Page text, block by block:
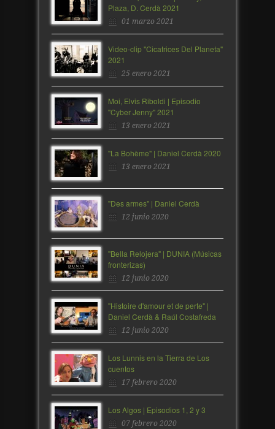
Plaza, D. Cerdà 2021
01 marzo 2021
Video-clip "Cicatrices Del Planeta"
2021
25 enero 2021
Moi, Elvis Riboldi | Episodio
"Cyber Jenny" 2021
13 enero 2021
"La Bohème" | Daniel Cerdà 2020
13 enero 2021
"Des armes" | Daniel Cerdà
12 junio 2020
"Bella Relojera" | DUNIA (Músicas
fronterizas)
12 junio 2020
"Histoire d'amour et de perte" |
Daniel Cerdà & Raúl Costafreda
12 junio 2020
Los Lunnis en la Tierra de Los
cuentos
17 febrero 2020
Los Algos | Episodios 1, 2 y 3
07 febrero 2020